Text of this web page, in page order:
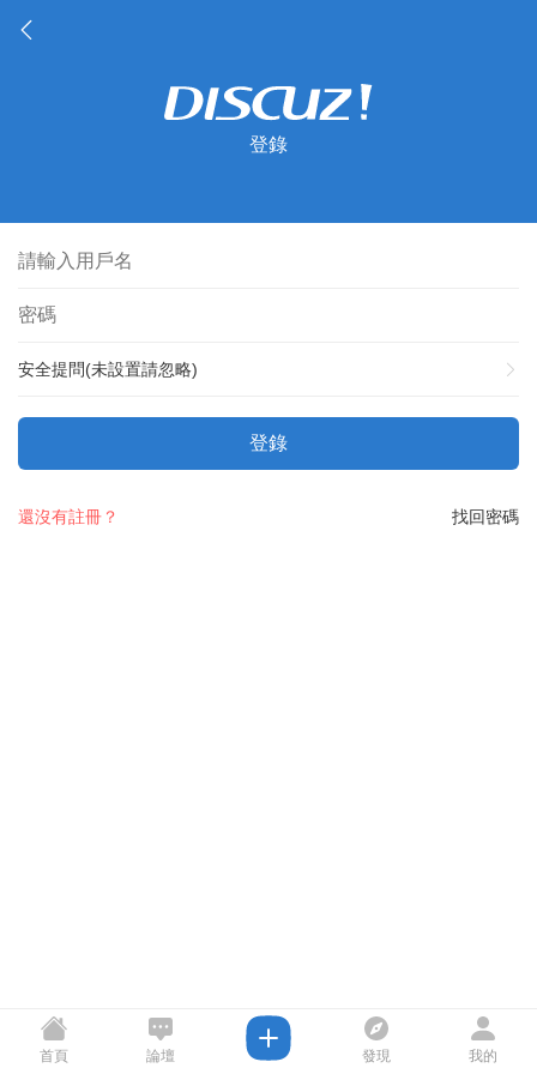
登錄
安全提問(未設置請忽略)
登錄
找回密碼
還沒有註冊？
首頁 論壇 發現 我的